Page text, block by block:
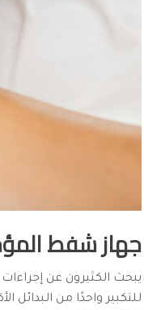
جهاز شفط
يبحث الكثيرون عن
للتكبير واحدًا من البدائل